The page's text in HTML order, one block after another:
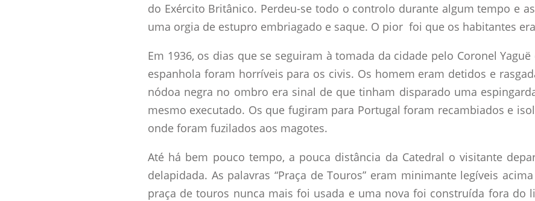
do Exército Britânico. Perdeu-se todo o controlo durante algum tempo e
uma orgia de estupro embriagado e saque. O pior foi que os habitantes
Em 1936, os dias que se seguiram à tomada da cidade pelo Coronel
espanhola foram horríveis para os civis. Os homem eram detidos e
nódoa negra no ombro era sinal de que tinham disparado uma
mesmo executado. Os que fugiram para Portugal foram recambiados e
onde foram fuzilados aos magotes.
Até há bem pouco tempo, a pouca distância da Catedral o visitante
delapidada. As palavras “Praça de Touros” eram minimante legíveis
praça de touros nunca mais foi usada e uma nova foi construída fora do